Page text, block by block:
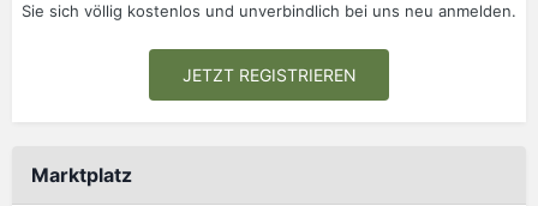
Sie sich völlig kostenlos und unverbindlich bei uns neu anmelden.
JETZT REGISTRIEREN
Marktplatz